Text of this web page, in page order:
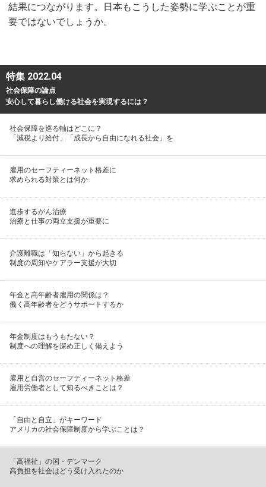
結果につながります。日本もこうした姿勢に学ぶことが重
要ではないでしょうか。
特集 2022.04
社会保障の論点
安心して暮らし働ける社会を実現するには？
社会保障を巡る軸はどこに？
「減税より給付」「成長から自由になれる社会」を
雇用のセーフティーネット格差に
求められる対策とは何か
進歩するがん治療
治療と仕事の両立支援が重要に
介護離職は「知らない」から起きる
制度の周知やケアラー支援が大切
年金と高年齢者雇用の関係は？
働く高年齢者をどうサポートするか
年金制度はもうもたない？
制度への理解を深め正しく備えよう
雇用と自営のセーフティーネット格差
雇用労働者として知るべきことは？
「自由と自立」がキーワード
アメリカの社会保障制度から学ぶことは？
「高福祉」の国・デンマーク
高負担を社会はどう受け入れたのか